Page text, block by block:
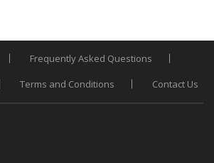
Frequently Asked Questions
Terms and Conditions Contact Us